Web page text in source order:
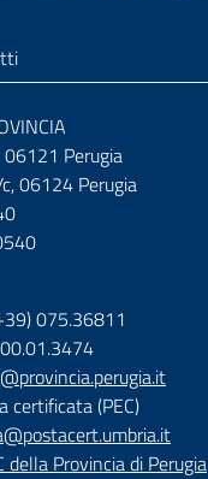
Perugia
06124 Perugia
075.36811
certificata (PEC)
della Provincia di Perugia